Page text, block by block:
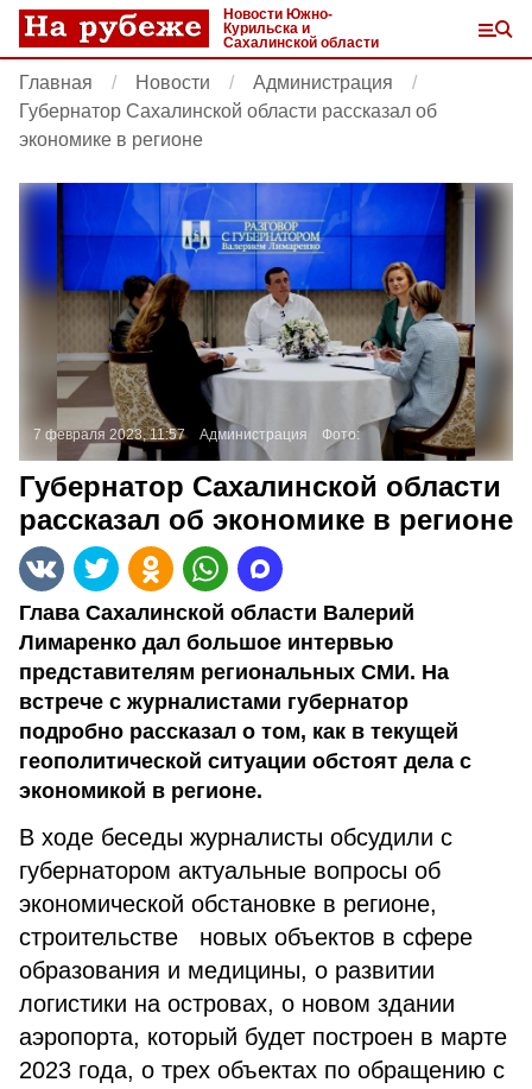
Новости Южно-
Курильска и
Сахалинской области
Главная Новости
Администрация
Губернатор Сахалинской области рассказал об
экономике в регионе
7 февраля 2023, 11:57 Администрация Фото:
Губернатор Сахалинской области
рассказал об экономике в регионе
Глава Сахалинской области Валерий
Лимаренко дал большое интервью
представителям региональных СМИ. На
встрече с журналистами губернатор
подробно рассказал о том, как в текущей
геополитической ситуации обстоят дела с
экономикой в регионе.
В ходе беседы журналисты обсудили с
губернатором актуальные вопросы об
экономической обстановке в регионе,
строительстве новых объектов в сфере
образования и медицины, о развитии
логистики на островах, о новом здании
аэропорта, который будет построен в марте
2023 года, о трех объектах по обращению с